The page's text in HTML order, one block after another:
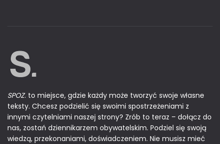
SPOZ. to miejsce, gdzie każdy może tworzyć swoje własne
teksty. Chcesz podzielić się swoimi spostrzeżeniami z
innymi czytelniami naszej strony? Zrób to teraz – dołącz do
nas, zostań dziennikarzem obywatelskim. Podziel się swoją
wiedzą, przekonaniami, doświadczeniem. Nie musisz mieć